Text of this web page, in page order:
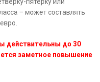
– может составлять
действительны до 30
заметное повышение